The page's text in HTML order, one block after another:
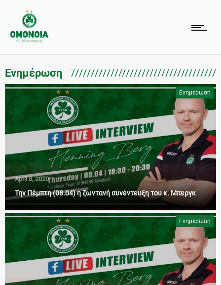
Ενημέρωση
Ενημέρωση
April 8, 2020
Την Πέμπτη (08.04) η ζωντανή συνέντευξη του κ. Μπεργκ
Ενημέρωση